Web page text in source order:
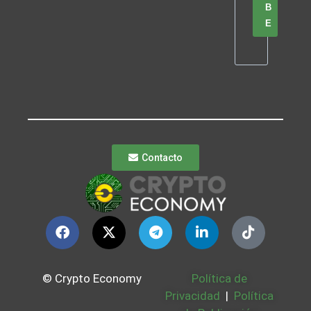
B
E
Contacto
© Crypto Economy
Política de
Privacidad | Política